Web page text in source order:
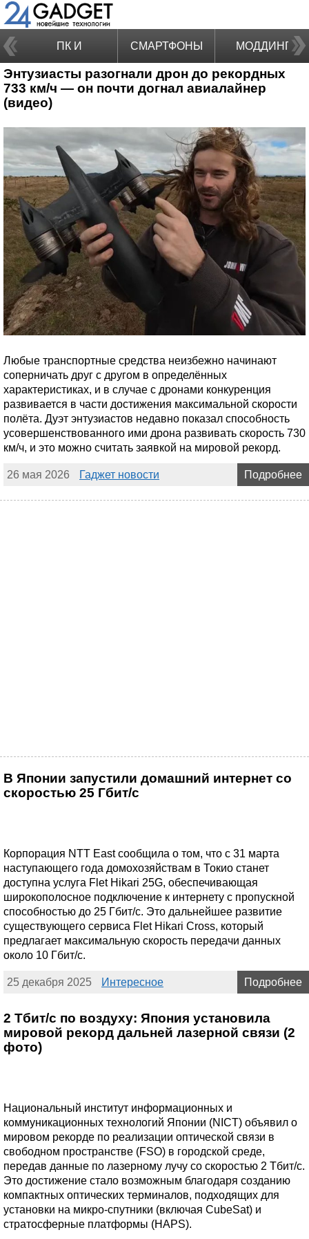
ПК И
НОУТБУКИ
СМАРТФОНЫ МОДДИНГ
Энтузиасты разогнали дрон до рекордных
733 км/ч — он почти догнал авиалайнер
(видео)
Любые транспортные средства неизбежно начинают
соперничать друг с другом в определённых
характеристиках, и в случае с дронами конкуренция
развивается в части достижения максимальной скорости
полёта. Дуэт энтузиастов недавно показал способность
усовершенствованного ими дрона развивать скорость 730
км/ч, и это можно считать заявкой на мировой рекорд.
26 мая 2026 Гаджет новости Подробнее
В Японии запустили домашний интернет со
скоростью 25 Гбит/с
Корпорация NTT East сообщила о том, что с 31 марта
наступающего года домохозяйствам в Токио станет
доступна услуга Flet Hikari 25G, обеспечивающая
широкополосное подключение к интернету с пропускной
способностью до 25 Гбит/с. Это дальнейшее развитие
существующего сервиса Flet Hikari Cross, который
предлагает максимальную скорость передачи данных
около 10 Гбит/с.
25 декабря 2025 Интересное Подробнее
2 Тбит/с по воздуху: Япония установила
мировой рекорд дальней лазерной связи (2
фото)
Национальный институт информационных и
коммуникационных технологий Японии (NICT) объявил о
мировом рекорде по реализации оптической связи в
свободном пространстве (FSO) в городской среде,
передав данные по лазерному лучу со скоростью 2 Тбит/с.
Это достижение стало возможным благодаря созданию
компактных оптических терминалов, подходящих для
установки на микро-спутники (включая CubeSat) и
стратосферные платформы (HAPS).